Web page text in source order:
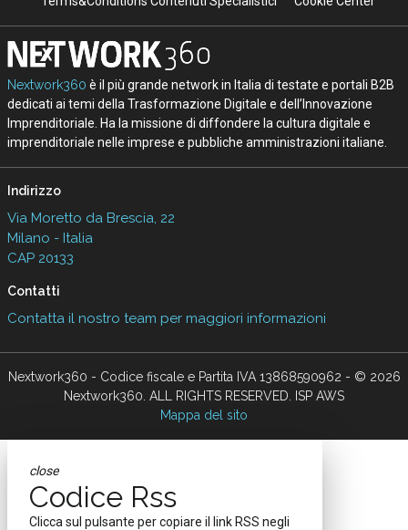
Nextwork360 è il più grande network in Italia di testate e portali B2B
dedicati ai temi della Trasformazione Digitale e dell’Innovazione
Imprenditoriale. Ha la missione di diffondere la cultura digitale e
imprenditoriale nelle imprese e pubbliche amministrazioni italiane.
Indirizzo
Via Moretto da Brescia, 22
Milano - Italia
CAP 20133
Contatti
Contatta il nostro team per maggiori informazioni
Nextwork360 - Codice fiscale e Partita IVA 13868590962 - © 2026
Nextwork360. ALL RIGHTS RESERVED. ISP AWS
Mappa del sito
close
Codice Rss
Clicca sul pulsante per copiare il link RSS negli